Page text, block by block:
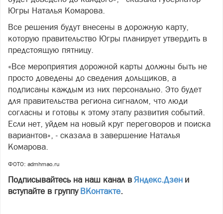
Югры Наталья Комарова.
Все решения будут внесены в дорожную карту,
которую правительство Югры планирует утвердить в
предстоящую пятницу.
«Все мероприятия дорожной карты должны быть не
просто доведены до сведения дольщиков, а
подписаны каждым из них персонально. Это будет
для правительства региона сигналом, что люди
согласны и готовы к этому этапу развития событий.
Если нет, уйдем на новый круг переговоров и поиска
вариантов», - сказала в завершение Наталья
Комарова.
ФОТО: admhmao.ru
Подписывайтесь на наш канал в Яндекс.Дзен и
вступайте в группу ВКонтакте.